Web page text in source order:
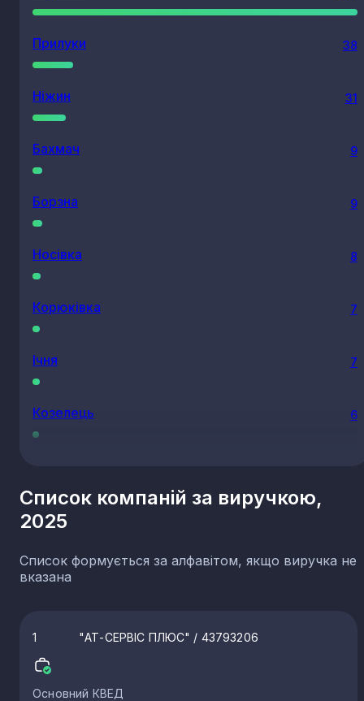
Прилуки 38
Ніжин 31
Бахмач 9
Борзна 9
Носівка 8
Корюківка 7
Ічня 7
Козелець 6
Новгород-Сіверський
Талалаївка
Городня
Список компаній за виручкою,
2025
Список формується за алфавітом, якщо виручка не
вказана
1 "АТ-СЕРВІС ПЛЮС" / 43793206
Основний КВЕД